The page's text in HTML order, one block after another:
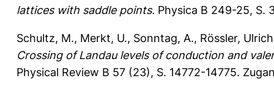
lattices with saddle points. Physica B 249-25, S.
Schultz, M., Merkt, U., Sonntag, A., Rössler, Ulrich
Crossing of Landau levels of conduction and
Physical Review B 57 (23), S. 14772-14775.